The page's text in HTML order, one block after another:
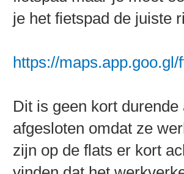
je het fietspad de juiste
https://
Dit is geen kort
afgesloten omdat ze
zijn op de flats er kort